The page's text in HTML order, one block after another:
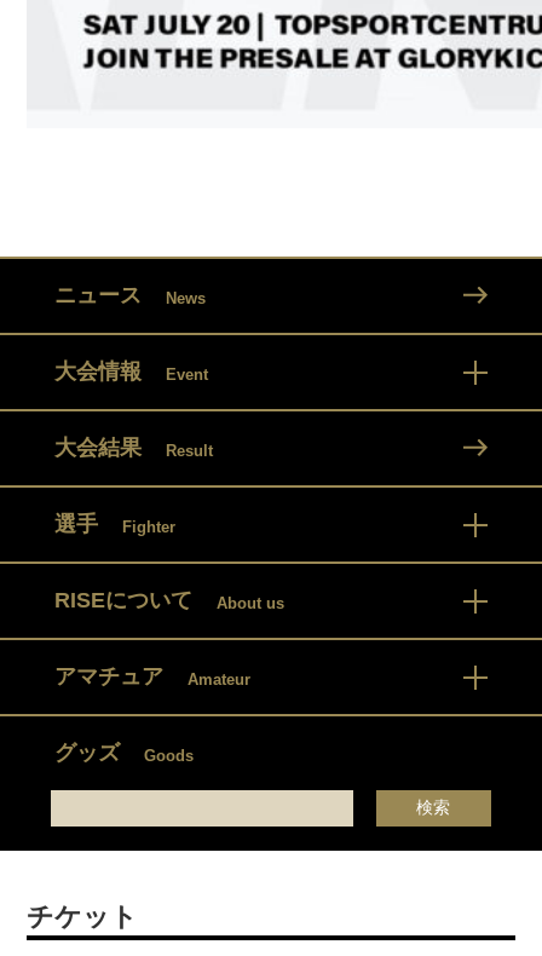
ニュース News
大会情報 Event
大会結果 Result
選手 Fighter
RISEについて About us
アマチュア Amateur
グッズ Goods
チケット